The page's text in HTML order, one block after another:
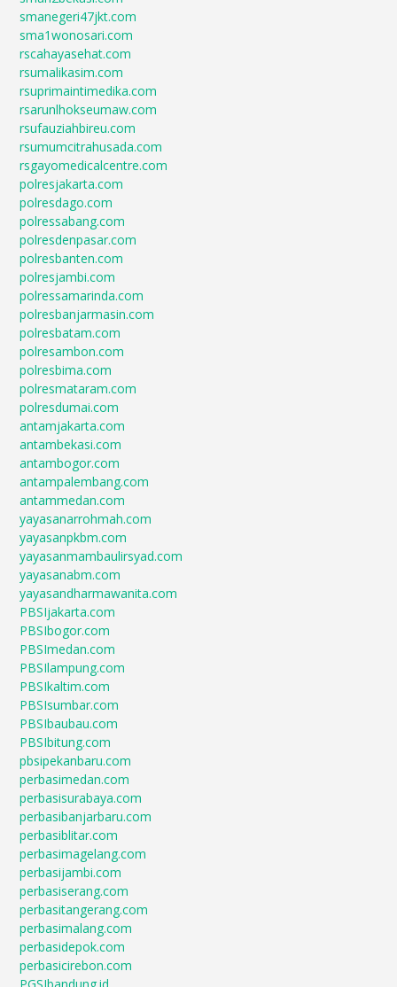
smanegeri47jkt.com
sma1wonosari.com
rscahayasehat.com
rsumalikasim.com
rsuprimaintimedika.com
rsarunlhokseumaw.com
rsufauziahbireu.com
rsumumcitrahusada.com
rsgayomedicalcentre.com
polresjakarta.com
polresdago.com
polressabang.com
polresdenpasar.com
polresbanten.com
polresjambi.com
polressamarinda.com
polresbanjarmasin.com
polresbatam.com
polresambon.com
polresbima.com
polresmataram.com
polresdumai.com
antamjakarta.com
antambekasi.com
antambogor.com
antampalembang.com
antammedan.com
yayasanarrohmah.com
yayasanpkbm.com
yayasanmambaulirsyad.com
yayasanabm.com
yayasandharmawanita.com
PBSIjakarta.com
PBSIbogor.com
PBSImedan.com
PBSIlampung.com
PBSIkaltim.com
PBSIsumbar.com
PBSIbaubau.com
PBSIbitung.com
pbsipekanbaru.com
perbasimedan.com
perbasisurabaya.com
perbasibanjarbaru.com
perbasiblitar.com
perbasimagelang.com
perbasijambi.com
perbasiserang.com
perbasitangerang.com
perbasimalang.com
perbasidepok.com
perbasicirebon.com